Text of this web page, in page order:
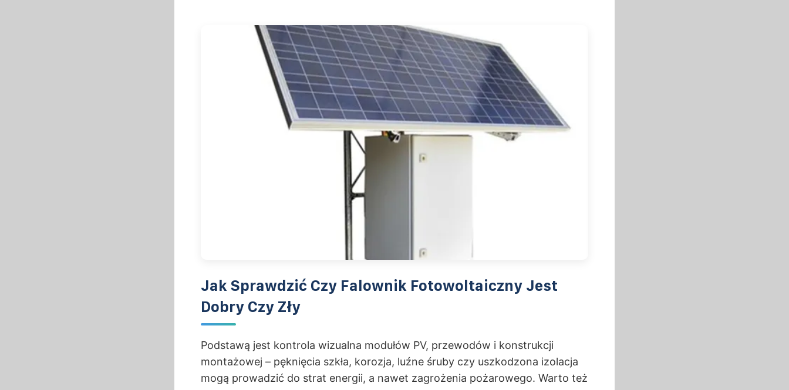
Jak Sprawdzić Czy Falownik Fotowoltaiczny Jest
Dobry Czy Zły
Podstawą jest kontrola wizualna modułów PV, przewodów i konstrukcji
montażowej – pęknięcia szkła, korozja, luźne śruby czy uszkodzona izolacja
mogą prowadzić do strat energii, a nawet zagrożenia pożarowego. Warto też